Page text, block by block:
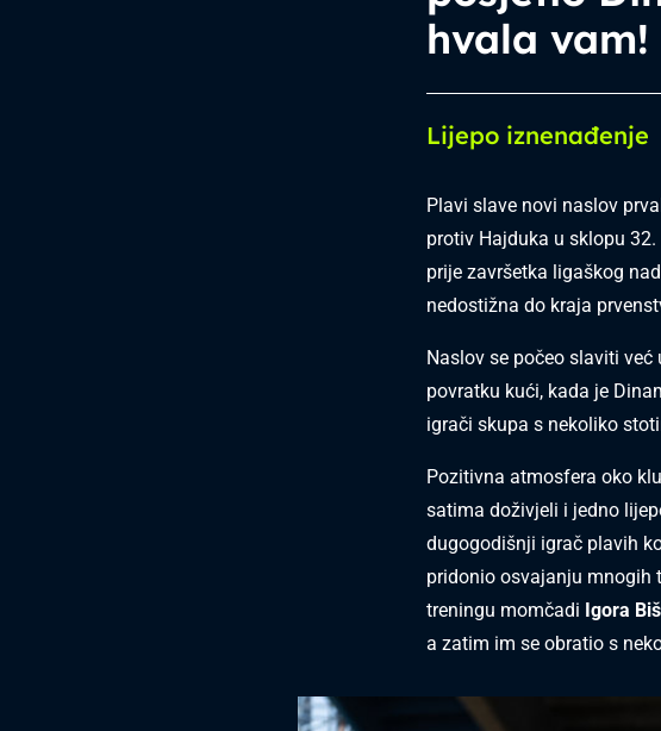
hvala vam!
Lijepo iznenađenje
Plavi slave novi naslov
protiv Hajduka u sklopu
prije završetka ligaškog
nedostižna do kraja
Naslov se počeo slaviti
povratku kući, kada je
igrači skupa s nekoliko
Pozitivna atmosfera oko
satima doživjeli i jedno
dugogodišnji igrač plavih
pridonio osvajanju mnogih
treningu momčadi Igora
a zatim im se obratio s